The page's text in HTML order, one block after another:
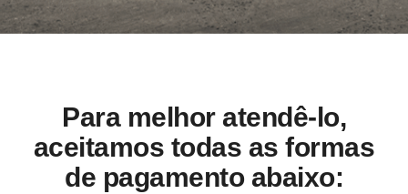
Para melhor atendê-lo,
aceitamos todas as formas
de pagamento abaixo: